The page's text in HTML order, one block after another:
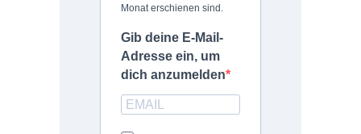
Monat erschienen sind.
Gib deine E-Mail-
Adresse ein, um
dich anzumelden